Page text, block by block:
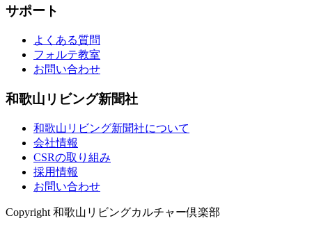
サポート
よくある質問
フォルテ教室
お問い合わせ
和歌山リビング新聞社
和歌山リビング新聞社について
会社情報
CSRの取り組み
採用情報
お問い合わせ
Copyright 和歌山リビングカルチャー倶楽部